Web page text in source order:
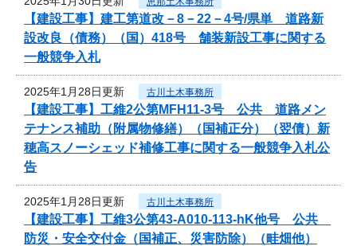
【建設工事】建工第道改－8－22－4号/県単 道路新
設改良（債務）（国）418号 舗装新設工事に関する
一般競争入札
2025年1月28日更新 古川土木事務所
【建設工事】工維2公第MFH11-3号 公共 道路メン
テナンス補助（附属物修繕）（国補正分）（翌債）新
穂高スノーシェッド補修工事に関する一般競争入札公
告
2025年1月28日更新 古川土木事務所
【建設工事】工維3公第43-A010-113-hK他号 公共
防災・安全交付金（国補正、災害防除）（畦畑他）